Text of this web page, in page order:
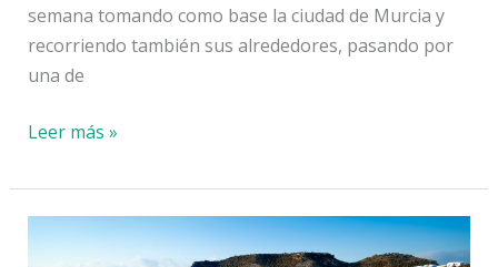
semana tomando como base la ciudad de Murcia y
recorriendo también sus alrededores, pasando por
una de
Fin
semana
en
Leer más »